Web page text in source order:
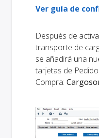
Ver guía de
Después de
transporte de
se añadirá una
tarjetas de
Compra: